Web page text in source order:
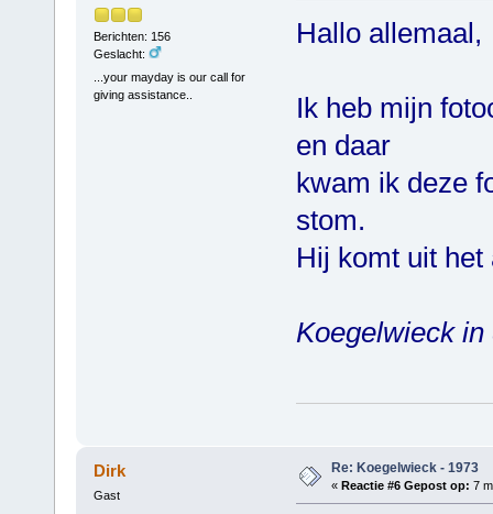
Berichten: 156
Geslacht:
...your mayday is our call for
giving assistance..
Hallo allemaal,
Ik heb mijn
en daar
kwam ik deze
stom.
Hij komt uit
Koegelwieck
Dirk
Gast
Re: Koegelwieck - 1973
« Reactie #6 Gepost op: 7